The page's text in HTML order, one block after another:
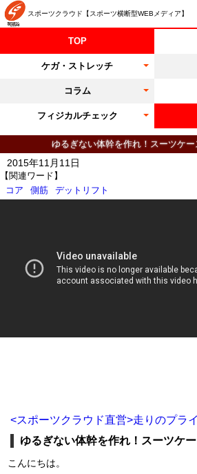
スポーツクラウド【スポーツ横断型WEBメディア】
TOP
ケガ・ストレッチ
コラム
フィジカルチェック
ゆるぎない体幹を作れ！スーツケー
【関連ワード】
コア
側筋 デットリフト
2015年11月11日
<スポーツクラウド直営>走りのプラ
ゆるぎない体幹を作れ！スーツケ
こんにちは。